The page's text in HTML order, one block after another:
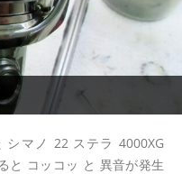
マノ 22 ステラ 4000XG
と コッコッ と 異音が発生